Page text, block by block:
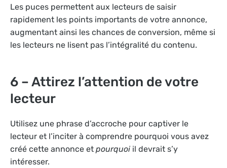
Les puces permettent aux lecteurs de saisir
rapidement les points importants de votre annonce,
augmentant ainsi les chances de conversion, même si
les lecteurs ne lisent pas l’intégralité du contenu.
6 – Attirez l’attention de votre
lecteur
Utilisez une phrase d’accroche pour captiver le
lecteur et l’inciter à comprendre pourquoi vous avez
créé cette annonce et pourquoi il devrait s’y
intéresser.